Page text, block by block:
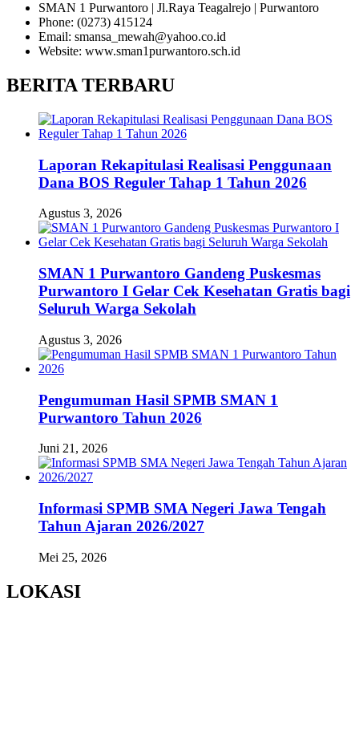
SMAN 1 Purwantoro | Jl.Raya Teagalrejo | Purwantoro
Phone: (0273) 415124
Email: smansa_mewah@yahoo.co.id
Website: www.sman1purwantoro.sch.id
BERITA TERBARU
Laporan Rekapitulasi Realisasi Penggunaan
Dana BOS Reguler Tahap 1 Tahun 2026
Agustus 3, 2026
SMAN 1 Purwantoro Gandeng Puskesmas
Purwantoro I Gelar Cek Kesehatan Gratis bagi
Seluruh Warga Sekolah
Agustus 3, 2026
Pengumuman Hasil SPMB SMAN 1
Purwantoro Tahun 2026
Juni 21, 2026
Informasi SPMB SMA Negeri Jawa Tengah
Tahun Ajaran 2026/2027
Mei 25, 2026
LOKASI